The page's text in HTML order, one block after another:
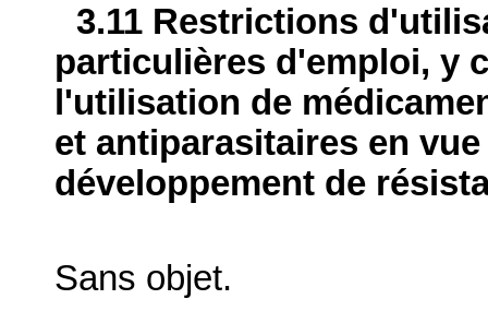
3.11 Restrictions
particulières d'emploi, y
l'utilisation de
et antiparasitaires en
développement de
Sans objet.